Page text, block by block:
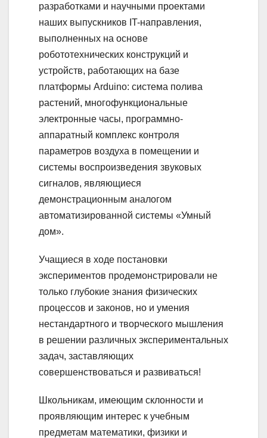
разработками и научными проектами
наших выпускников IT-направления,
выполненных на основе
робототехнических конструкций и
устройств, работающих на базе
платформы Arduino: система полива
растений, многофункциональные
электронные часы, программно-
аппаратный комплекс контроля
параметров воздуха в помещении и
системы воспроизведения звуковых
сигналов, являющиеся
демонстрационным аналогом
автоматизированной системы «Умный
дом».
Учащиеся в ходе постановки
экспериментов продемонстрировали не
только глубокие знания физических
процессов и законов, но и умения
нестандартного и творческого мышления
в решении различных экспериментальных
задач, заставляющих
совершенствоваться и развиваться!
Школьникам, имеющим склонности и
проявляющим интерес к учебным
предметам математики, физики и